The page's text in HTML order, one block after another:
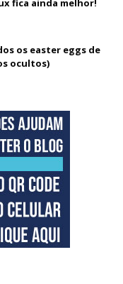
fica ainda melhor!
os easter eggs de
ocultos)